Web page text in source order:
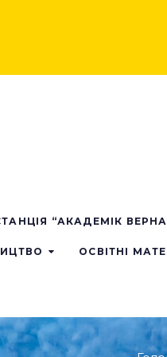
“АКАДЕМІК
ОСВІТНІ